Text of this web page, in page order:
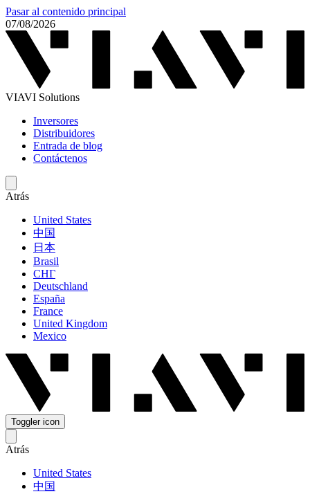
Pasar al contenido principal
07/08/2026
VIAVI Solutions
Inversores
Distribuidores
Entrada de blog
Contáctenos
Atrás
United States
中国
日本
Brasil
СНГ
Deutschland
España
France
United Kingdom
Mexico
Toggler icon
Atrás
United States
中国